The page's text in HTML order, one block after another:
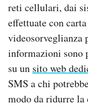
reti cellulari, dai
effettuate con
videosorveglianza
informazioni sono
su un sito web
SMS a chi
modo da ridurre la